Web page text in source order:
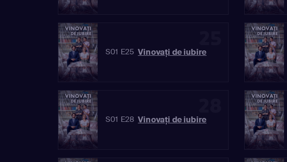
S01 E25 Vinovaţi de iubire
S01 E28 Vinovaţi de iubire